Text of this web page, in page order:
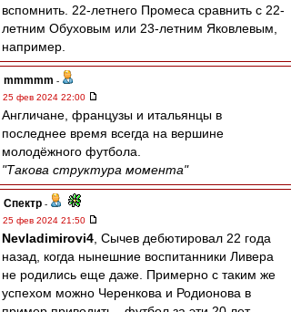
вспомнить. 22-летнего Промеса сравнить с 22-
летним Обуховым или 23-летним Яковлевым,
например.
mmmmm -
25 фев 2024 22:00
Англичане, французы и итальянцы в
последнее время всегда на вершине
молодёжного футбола.
"Такова структура момента"
Спектр -
25 фев 2024 21:50
Nevladimirovi4 , Сычев дебютировал 22 года
назад, когда нынешние воспитанники Ливера
не родились еще даже. Примерно с таким же
успехом можно Черенкова и Родионова в